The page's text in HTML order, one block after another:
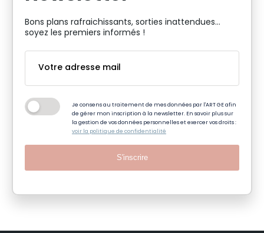
Bons plans rafraichissants, sorties inattendues…
soyez les premiers informés !
Je consens au traitement de mes données par l'ART GE afin
de gérer mon inscription à la newsletter. En savoir plus sur
la gestion de vos données personnelles et exercer vos droits :
voir la politique de confidentialité
S'inscrire